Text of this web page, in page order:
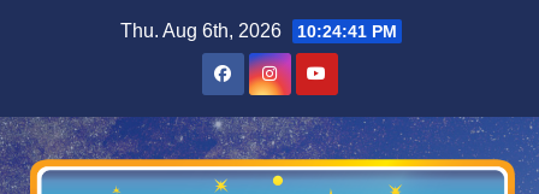
Thu. Aug 6th, 2026 10:24:42 PM